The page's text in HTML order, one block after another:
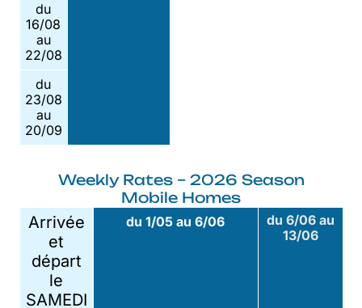
du
16/08
au
22/08
du
23/08
au
20/09
Weekly Rates – 2026 Season
Mobile Homes
Arrivée
et
départ
le
SAMEDI
du 1/05 au 6/06
du 6/06 au
13/06